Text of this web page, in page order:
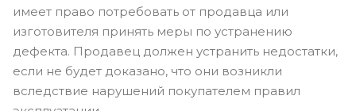
имеет право потребовать от продавца или
изготовителя принять меры по устранению
дефекта. Продавец должен устранить недостатки,
если не будет доказано, что они возникли
вследствие нарушений покупателем правил